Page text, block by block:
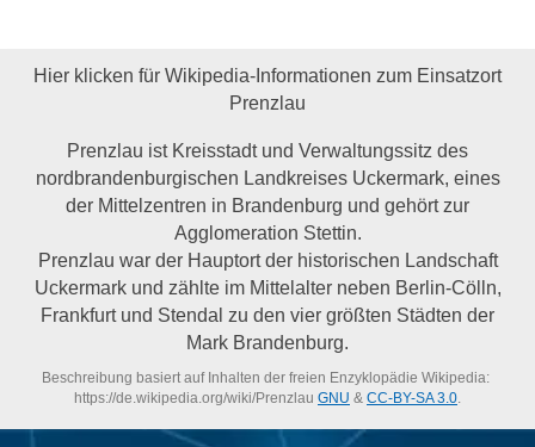
Hier klicken für Wikipedia-Informationen zum Einsatzort
Prenzlau
Prenzlau ist Kreisstadt und Verwaltungssitz des
nordbrandenburgischen Landkreises Uckermark, eines
der Mittelzentren in Brandenburg und gehört zur
Agglomeration Stettin.
Prenzlau war der Hauptort der historischen Landschaft
Uckermark und zählte im Mittelalter neben Berlin-Cölln,
Frankfurt und Stendal zu den vier größten Städten der
Mark Brandenburg.
Beschreibung basiert auf Inhalten der freien Enzyklopädie Wikipedia:
https://de.wikipedia.org/wiki/Prenzlau GNU & CC-BY-SA 3.0.